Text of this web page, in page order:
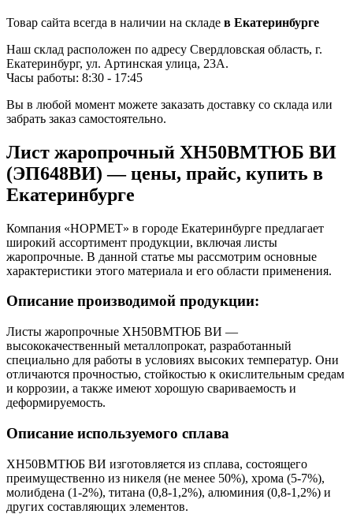
Товар сайта всегда в наличии на складе в Екатеринбурге
Наш склад расположен по адресу Свердловская область, г.
Екатеринбург, ул. Артинская улица, 23А.
Часы работы: 8:30 - 17:45
Вы в любой момент можете заказать доставку со склада или
забрать заказ самостоятельно.
Лист жаропрочный ХН50ВМТЮБ ВИ
(ЭП648ВИ) — цены, прайс, купить в
Екатеринбурге
Компания «НОРМЕТ» в городе Екатеринбурге предлагает
широкий ассортимент продукции, включая листы
жаропрочные. В данной статье мы рассмотрим основные
характеристики этого материала и его области применения.
Описание производимой продукции:
Листы жаропрочные ХН50ВМТЮБ ВИ —
высококачественный металлопрокат, разработанный
специально для работы в условиях высоких температур. Они
отличаются прочностью, стойкостью к окислительным средам
и коррозии, а также имеют хорошую свариваемость и
деформируемость.
Описание используемого сплава
ХН50ВМТЮБ ВИ изготовляется из сплава, состоящего
преимущественно из никеля (не менее 50%), хрома (5-7%),
молибдена (1-2%), титана (0,8-1,2%), алюминия (0,8-1,2%) и
других составляющих элементов.